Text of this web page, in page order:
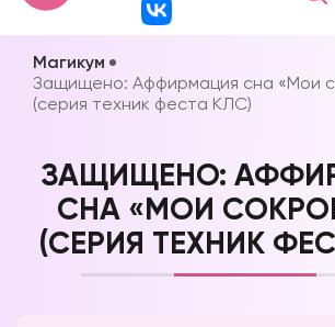
Магикум
Защищено: Аффирмация сна «Мои
(серия техник феста КЛС)
ЗАЩИЩЕНО:
СНА «МОИ
(СЕРИЯ ТЕХНИК